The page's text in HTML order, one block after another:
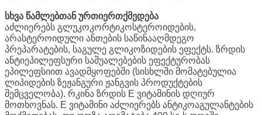
სხვა წამლებთან ურთიერთქმედება
აძლიერებს გლუკოკორტიკოსტეროიდების,
არასტეროიდული ანთების საწინააღმდეგო
პრეპარატების, საგულე გლიკოზიდების ეფექტს. ზრდის
ანტიეპილეფსური საშუალებების ეფექტურობას
ეპილეფსიით ავადმყოფებში (სისხლში მომატებულია
ლიპიდების ზეჟანგური ჟანგვის პროდუქტების
შემცველობა). რკინა ზრდის E ვიტამინის დღიურ
მოთხოვნას. E ვიტამინი აძლიერებს ანტიკოაგულანტების